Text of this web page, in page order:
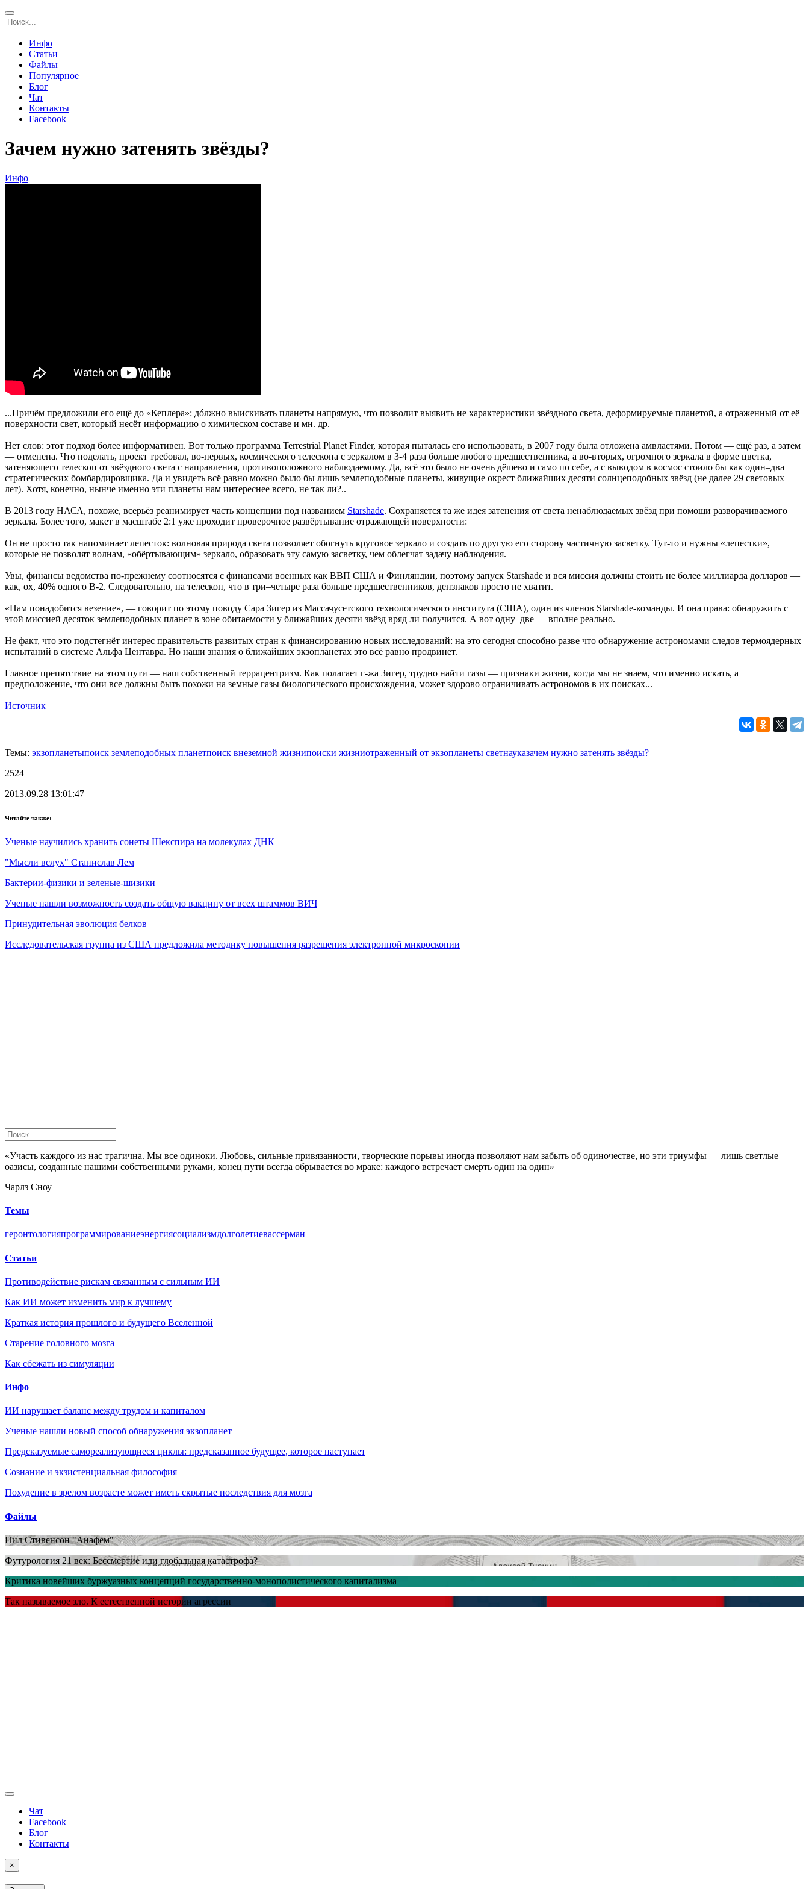
Инфо
Статьи
Файлы
Популярное
Блог
Чат
Контакты
Facebook
Зачем нужно затенять звёзды?
Инфо
...Причём предложили его ещё до «Кеплера»: дóлжно выискивать планеты напрямую, что позволит выявить не характеристики звёздного света, деформируемые планетой, а отраженный от её
поверхности свет, который несёт информацию о химическом составе и мн. др.
Нет слов: этот подход более информативен. Вот только программа Terrestrial Planet Finder, которая пыталась его использовать, в 2007 году была отложена амвластями. Потом — ещё раз, а затем
— отменена. Что поделать, проект требовал, во-первых, космического телескопа с зеркалом в 3-4 раза больше любого предшественника, а во-вторых, огромного зеркала в форме цветка,
затеняющего телескоп от звёздного света с направления, противоположного наблюдаемому. Да, всё это было не очень дёшево и само по себе, а с выводом в космос стоило бы как один–два
стратегических бомбардировщика. Да и увидеть всё равно можно было бы лишь землеподобные планеты, живущие окрест ближайших десяти солнцеподобных звёзд (не далее 29 световых
лет). Хотя, конечно, нынче именно эти планеты нам интереснее всего, не так ли?..
В 2013 году НАСА, похоже, всерьёз реанимирует часть концепции под названием Starshade. Сохраняется та же идея затенения от света ненаблюдаемых звёзд при помощи разворачиваемого
зеркала. Более того, макет в масштабе 2:1 уже проходит проверочное развёртывание отражающей поверхности:
Он не просто так напоминает лепесток: волновая природа света позволяет обогнуть круговое зеркало и создать по другую его сторону частичную засветку. Тут-то и нужны «лепестки»,
которые не позволят волнам, «обёртывающим» зеркало, образовать эту самую засветку, чем облегчат задачу наблюдения.
Увы, финансы ведомства по-прежнему соотносятся с финансами военных как ВВП США и Финляндии, поэтому запуск Starshade и вся миссия должны стоить не более миллиарда долларов —
как, ох, 40% одного B-2. Следовательно, на телескоп, что в три–четыре раза больше предшественников, дензнаков просто не хватит.
«Нам понадобится везение», — говорит по этому поводу Сара Зигер из Массачусетского технологического института (США), один из членов Starshade-команды. И она права: обнаружить с
этой миссией десяток землеподобных планет в зоне обитаемости у ближайших десяти звёзд вряд ли получится. А вот одну–две — вполне реально.
Не факт, что это подстегнёт интерес правительств развитых стран к финансированию новых исследований: на это сегодня способно разве что обнаружение астрономами следов термоядерных
испытаний в системе Альфа Центавра. Но наши знания о ближайших экзопланетах это всё равно продвинет.
Главное препятствие на этом пути — наш собственный террацентризм. Как полагает г-жа Зигер, трудно найти газы — признаки жизни, когда мы не знаем, что именно искать, а
предположение, что они все должны быть похожи на земные газы биологического происхождения, может здорово ограничивать астрономов в их поисках...
Источник
Темы: экзопланетыпоиск землеподобных планетпоиск внеземной жизнипоиски жизниотраженный от экзопланеты светнауказачем нужно затенять звёзды?
2524
2013.09.28 13:01:47
Читайте также:
Ученые научились хранить сонеты Шекспира на молекулах ДНК
"Мысли вслух" Станислав Лем
Бактерии-физики и зеленые-шизики
Ученые нашли возможность создать общую вакцину от всех штаммов ВИЧ
Принудительная эволюция белков
Исследовательская группа из США предложила методику повышения разрешения электронной микроскопии
«Участь каждого из нас трагична. Мы все одиноки. Любовь, сильные привязанности, творческие порывы иногда позволяют нам забыть об одиночестве, но эти триумфы — лишь светлые
оазисы, созданные нашими собственными руками, конец пути всегда обрывается во мраке: каждого встречает смерть один на один»
Чарлз Сноу
Темы
геронтологияпрограммированиеэнергиясоциализмдолголетиевассерман
Статьи
Противодействие рискам связанным с сильным ИИ
Как ИИ может изменить мир к лучшему
Краткая история прошлого и будущего Вселенной
Старение головного мозга
Как сбежать из симуляции
Инфо
ИИ нарушает баланс между трудом и капиталом
Ученые нашли новый способ обнаружения экзопланет
Предсказуемые самореализующиеся циклы: предсказанное будущее, которое наступает
Сознание и экзистенциальная философия
Похудение в зрелом возрасте может иметь скрытые последствия для мозга
Файлы
Нил Стивенсон "Анафем"
Футурология 21 век: Бессмертие или глобальная катастрофа?
Критика новейших буржуазных концепций государственно-монополистического капитализма
Так называемое зло. К естественной истории агрессии
Чат
Facebook
Блог
Контакты
×